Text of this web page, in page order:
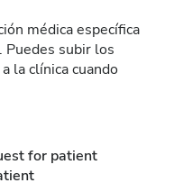
médica específica
subir los
la clínica cuando
for patient